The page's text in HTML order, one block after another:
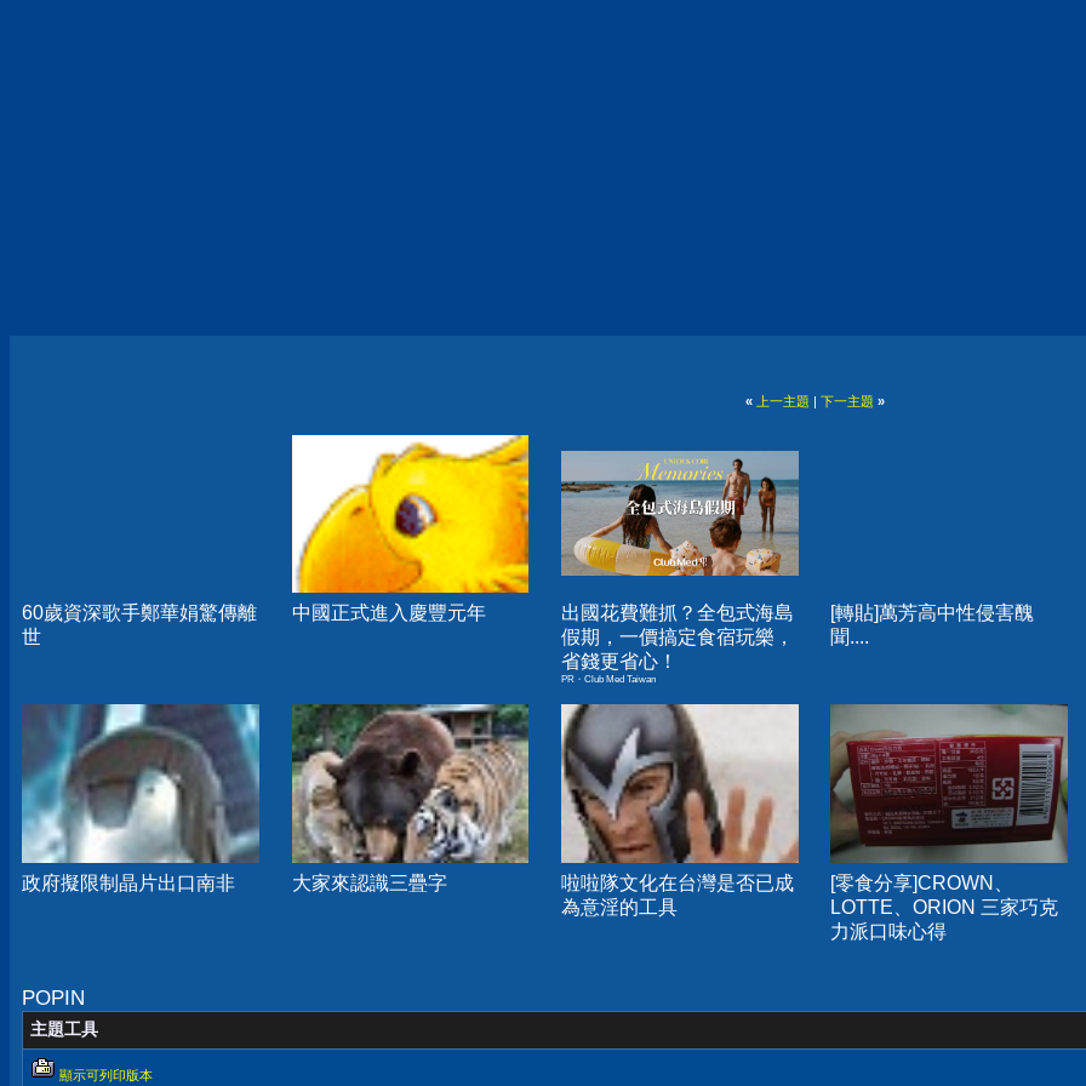
« 上一主題 | 下一主題 »
60歲資深歌手鄭華娟驚傳離
世
中國正式進入慶豐元年
出國花費難抓？全包式海島
假期，一價搞定食宿玩樂，
省錢更省心！
PR・Club Med Taiwan
[轉貼]萬芳高中性侵害醜
聞....
政府擬限制晶片出口南非 大家來認識三疊字
啦啦隊文化在台灣是否已成
為意淫的工具
[零食分享]CROWN、
LOTTE、ORION 三家巧克
力派口味心得
POPIN
主題工具
顯示可列印版本